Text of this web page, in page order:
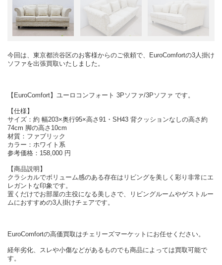
今回は、東京都渋谷区のお客様からのご依頼で、EuroComfortの3人掛け
ソファを出張買取いたしました。
【EuroComfort】ユーロコンフォート 3Pソファ/3Pソファ です。
【仕様】
サイズ：約 幅203×奥行95×高さ91・SH43 背クッションなしの高さ約
74cm 脚の高さ10cm
材質：ファブリック
カラー：ホワイト系
参考価格：158,000 円
【商品説明】
クラシカルでボリューム感のある存在はリビングを美しく彩り非常にエ
レガントな印象です。
置くだけでお部屋の主役になる美しさで、リビングルームやゲストルー
ムにおすすめの3人掛けチェアです。
EuroComfortの高価買取はチェリーズマーケットにお任せください。
経年劣化、スレや小傷などがあるものでも商品によっては買取可能で
す。